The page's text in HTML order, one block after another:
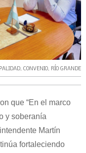
, CONVENIO, RÍO GRANDE
que “En el marco
y soberanía
Martín
fortaleciendo